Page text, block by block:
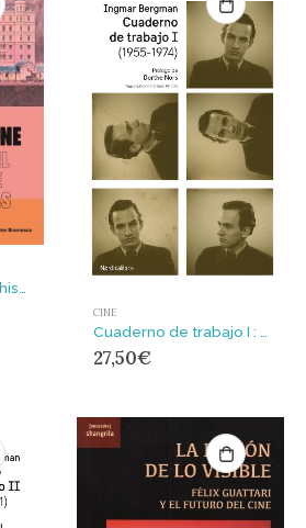
CINE
Cuaderno de trabajo I : Biblioteca Bergman
27,50€